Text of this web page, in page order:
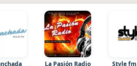
La Pasión Radio Style